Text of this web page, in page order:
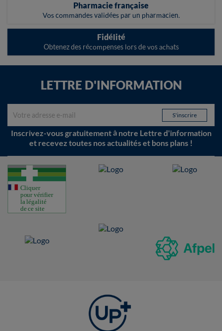
Pharmacie française
Vos commandes validées par un pharmacien.
Fidélité
Obtenez des récompenses lors de vos achats
LETTRE D'INFORMATION
Inscrivez-vous gratuitement à notre Lettre d'information
et recevez toutes nos actualités et bons plans !